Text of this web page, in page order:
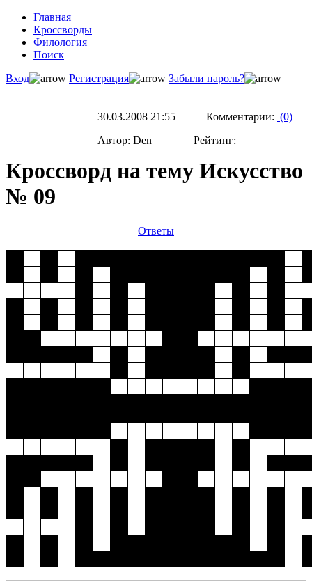
Главная
Кроссворды
Филология
Поиск
Вход
Регистрация Забыли пароль?
30.03.2008 21:55 Комментарии: (0)
Автор: Den Рейтинг:
Кроссворд на тему Искусство
№ 09
Ответы